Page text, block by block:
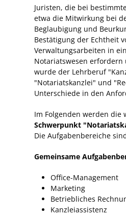
Juristen, die bei
etwa die Mitwirkung bei
Beglaubigung und
Bestätigung der Echtheit
Verwaltungsarbeiten in
Notariatswesen
wurde der Lehrberuf
"Notariatskanzlei" und
Unterschiede in den
Im Folgenden werden
Schwerpunkt
Die Aufgabenbereiche
Gemeinsame
Office-Management
Marketing
Betriebliches
Kanzleiassistenz